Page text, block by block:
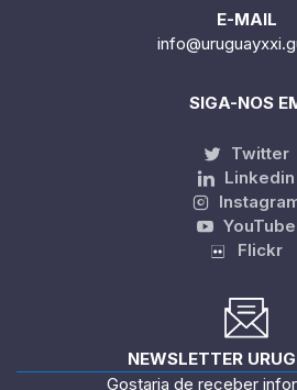
E-MAIL
SIGA-NOS
Twitter
Linkedin
YouTube
Flickr
NEWSLETTER
Gostaria de receber